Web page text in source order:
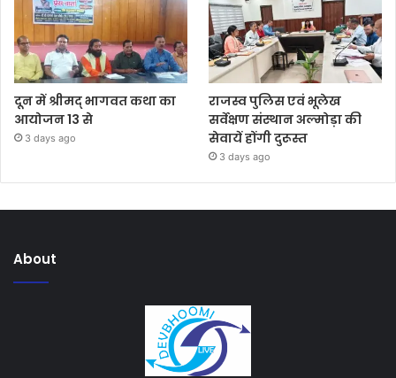
दून में श्रीमद् भागवत कथा का
आयोजन 13 से
3 days ago
राजस्व पुलिस एवं भूलेख
सर्वेक्षण संस्थान अल्मोड़ा की
सेवायें होंगी दुरूस्त
3 days ago
About